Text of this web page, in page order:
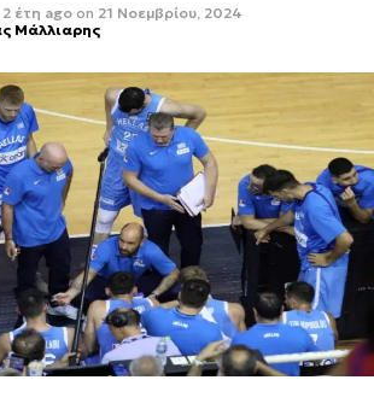
2 έτη ago on 21 Νοεμβρίου, 2024
Μάλλιαρης